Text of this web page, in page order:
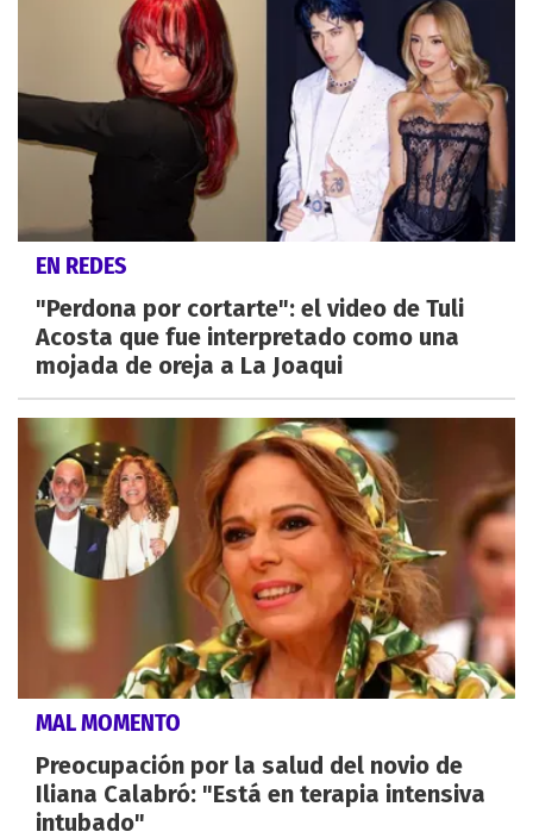
EN REDES
"Perdona por cortarte": el video de Tuli
Acosta que fue interpretado como una
mojada de oreja a La Joaqui
MAL MOMENTO
Preocupación por la salud del novio de
Iliana Calabró: "Está en terapia intensiva
intubado"